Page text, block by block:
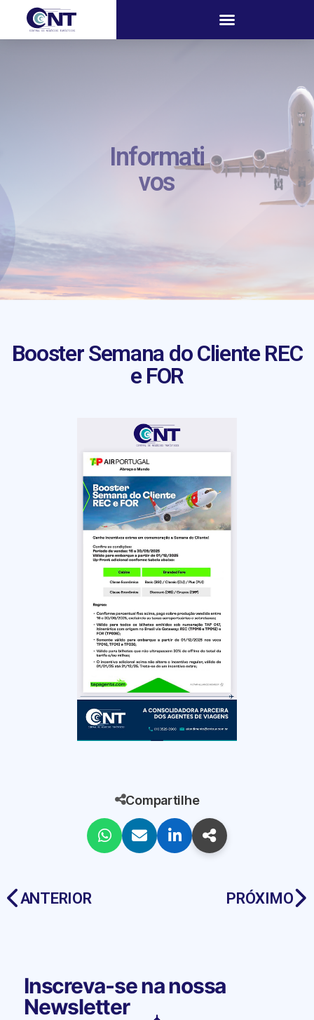
Informati
vos
Booster Semana do Cliente REC
e FOR
Compartilhe
ANTERIOR PRÓXIMO
Inscreva-se na nossa
Newsletter